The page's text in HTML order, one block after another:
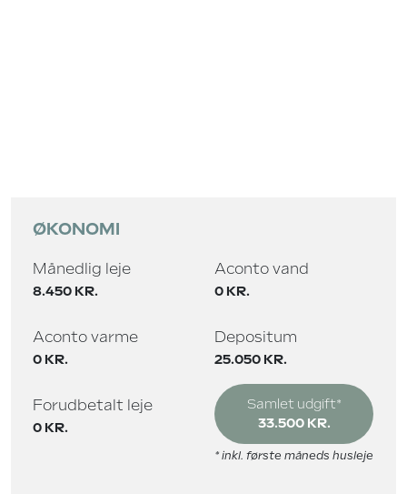
ØKONOMI
Månedlig leje
8.450 KR.
Aconto vand
0 KR.
Aconto varme
0 KR.
Depositum
25.050 KR.
Forudbetalt leje
0 KR.
Samlet udgift*
33.500 KR.
* inkl. første måneds husleje